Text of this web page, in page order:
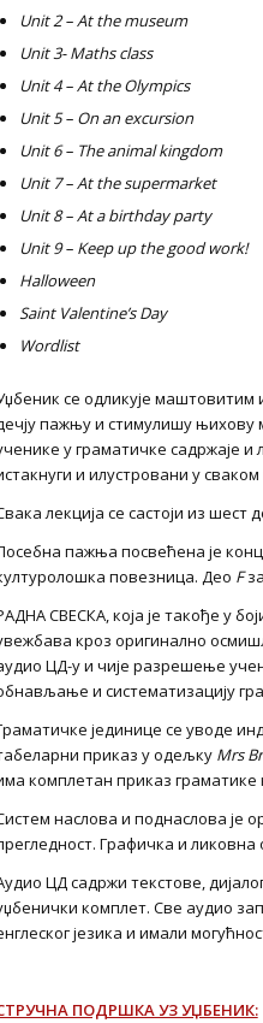
Unit 2 – At the museum
Unit 3- Maths class
Unit 4 – At the Olympics
Unit 5 – On an excursion
Unit 6 – The animal kingdom
Unit 7 – At the supermarket
Unit 8 – At a birthday party
Unit 9 – Keep up the good work!
Halloween
Saint Valentine’s Day
Wordlist
се одликује
пажњу и стимулишу њихову
у граматичке садржаје и
и илустровани у
лекција се састоји из шест
пажња посвећена је
повезница. Део F
СВЕСКА, која је такође у
кроз оригинално
ЦД-у и чије разрешење
и систематизацију
јединице се уводе
приказ у одељку Mrs
комплетан приказ граматике
наслова и поднаслова је
Графичка и
ЦД садржи текстове,
комплет. Све аудио
језика и имали
ПОДРШКА УЗ УЏБЕНИК: